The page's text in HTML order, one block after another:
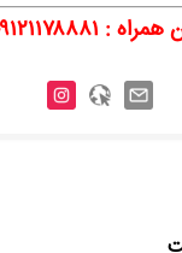
: ۰۹۱۲۱۱۷۸۸۸۱